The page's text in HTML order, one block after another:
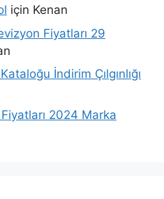
için Kenan
Fiyatları 29
İndirim Çılgınlığı
2024 Marka